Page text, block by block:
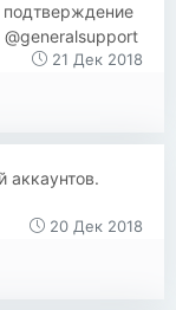
подтверждение
21 Дек 2018
аккаунтов.
20 Дек 2018